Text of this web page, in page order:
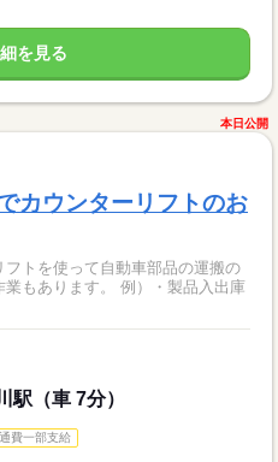
を見る
本日公開
カウンターリフトのお
トを使って自動車部品の運搬の
。 例）・製品入出庫
駅（車 7分）
費一部支給